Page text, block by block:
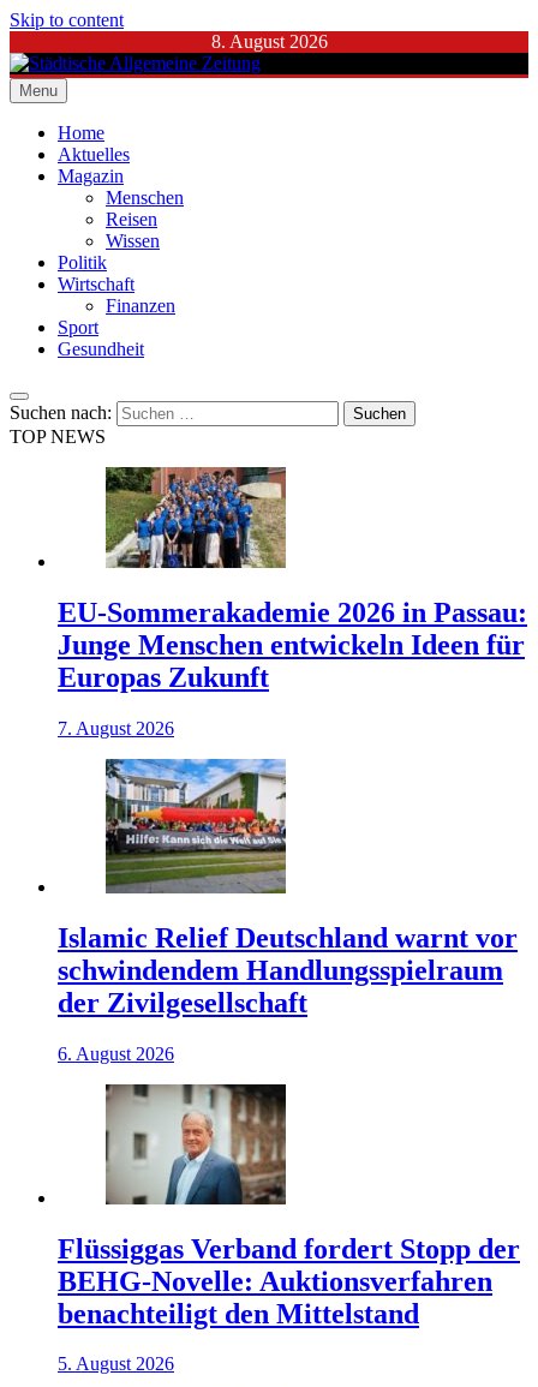
Skip to content
8. August 2026
Städtische Allgemeine Zeitung
Menu
Home
Aktuelles
Magazin
Menschen
Reisen
Wissen
Politik
Wirtschaft
Finanzen
Sport
Gesundheit
Suchen nach:
TOP NEWS
EU-Sommerakademie 2026 in Passau:
Junge Menschen entwickeln Ideen für
Europas Zukunft
7. August 2026
Islamic Relief Deutschland warnt vor
schwindendem Handlungsspielraum
der Zivilgesellschaft
6. August 2026
Flüssiggas Verband fordert Stopp der
BEHG-Novelle: Auktionsverfahren
benachteiligt den Mittelstand
5. August 2026